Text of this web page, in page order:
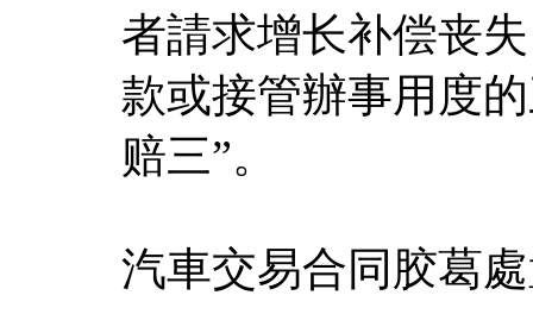
者請求增长补偿丧
款或接管辦事用度
赔三”。
汽車交易合同胶葛